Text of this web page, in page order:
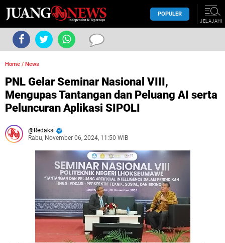
POPULER
JELAJAHI
Home / News
PNL Gelar Seminar Nasional VIII,
Mengupas Tantangan dan Peluang AI serta
Peluncuran Aplikasi SIPOLI
Redaksi
Rabu, November 06, 2024, 11:50 WIB